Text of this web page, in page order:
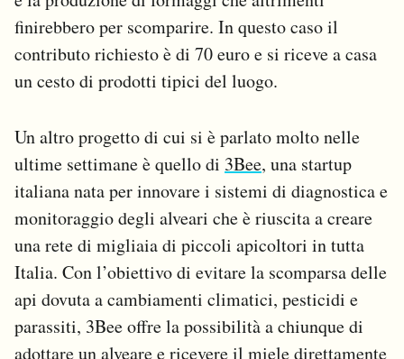
finirebbero per scomparire. In questo caso il
contributo richiesto è di 70 euro e si riceve a casa
un cesto di prodotti tipici del luogo.
Un altro progetto di cui si è parlato molto nelle
ultime settimane è quello di 3Bee, una startup
italiana nata per innovare i sistemi di diagnostica e
monitoraggio degli alveari che è riuscita a creare
una rete di migliaia di piccoli apicoltori in tutta
Italia. Con l’obiettivo di evitare la scomparsa delle
api dovuta a cambiamenti climatici, pesticidi e
parassiti, 3Bee offre la possibilità a chiunque di
adottare un alveare e ricevere il miele direttamente